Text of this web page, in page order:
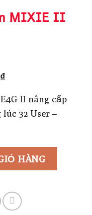
MIXIE II
₫
tại
là:
II nâng cấp
32 User –
HÀNG